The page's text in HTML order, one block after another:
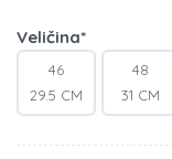
Veličina*
46
29.5 CM
48
31 CM